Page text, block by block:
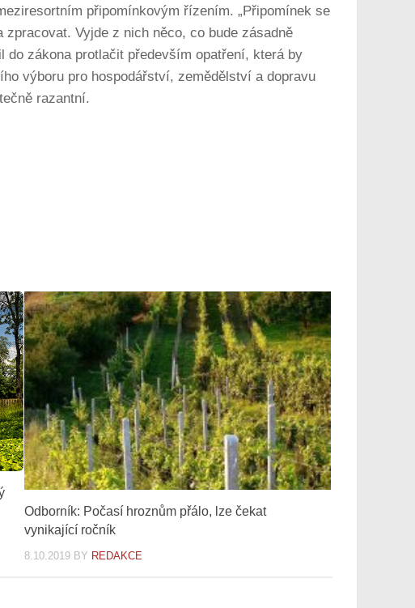
připomínkovým řízením. „Připomínek se
Vyjde z nich něco, co bude zásadně
zákona protlačit především opatření, která by
výboru pro hospodářství, zemědělství a dopravu
razantní.
Odborník: Počasí hroznům přálo, lze čekat
vynikající ročník
8.10.2019 BY REDAKCE